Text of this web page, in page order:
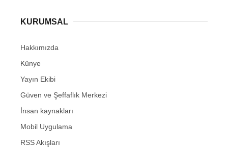
KURUMSAL
Hakkımızda
Künye
Yayın Ekibi
Güven ve Şeffaflık Merkezi
İnsan kaynakları
Mobil Uygulama
RSS Akışları